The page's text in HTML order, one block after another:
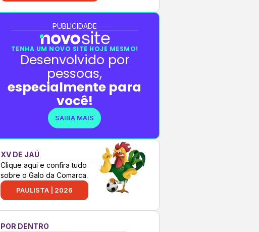
PUBLICIDADE
TENHA UM NOVO SITE HOJE MESMO!
Desenvolvido por
pessoas,
especialmente para
você!
SAIBA MAIS
XV DE JAÚ
Clique aqui e confira tudo
sobre o Galo da Comarca.
PAULISTA | 2026
POR DENTRO